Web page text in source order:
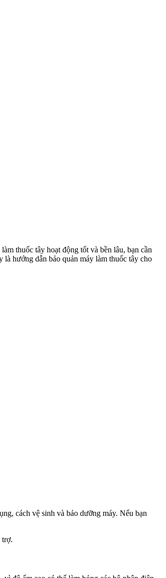
thuốc tây hoạt động tốt và bền lâu, bạn cần
hướng dẫn bảo quản máy làm thuốc tây cho
cách vệ sinh và bảo dưỡng máy. Nếu bạn
trợ.